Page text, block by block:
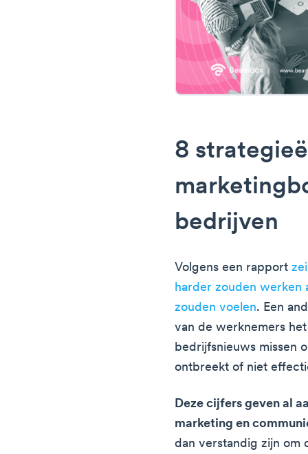
8
bedrijven
Volgens een rapport
harder zouden werken
zouden voelen. Een
van de werknemers
bedrijfsnieuws missen
ontbreekt of niet
Deze cijfers geven al
marketing en
dan verstandig zijn om